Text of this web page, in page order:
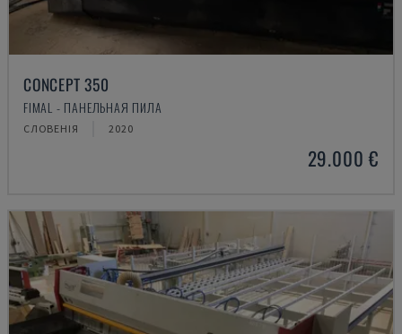
CONCEPT 350
FIMAL - ПАНЕЛЬНАЯ ПИЛА
СЛОВЕНІЯ 2020
29.000 €